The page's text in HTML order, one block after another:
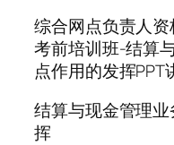
综合网点负责人
考前培训班-结算
点作用的发挥PPT
结算与现金管理
挥